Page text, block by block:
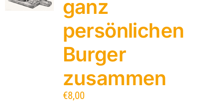
ganz
persönlichen
Burger
zusammen
€8,00